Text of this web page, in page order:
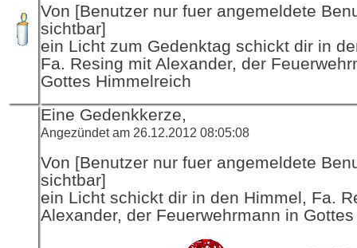
Von [Benutzer nur fuer angemeldete
sichtbar]
ein Licht zum Gedenktag schickt dir in
Fa. Resing mit Alexander, der
Gottes Himmelreich
Eine Gedenkkerze,
Angezündet am 26.12.2012 08:05:08
Von [Benutzer nur fuer angemeldete
sichtbar]
ein Licht schickt dir in den Himmel, Fa.
Alexander, der Feuerwehrmann in Gottes